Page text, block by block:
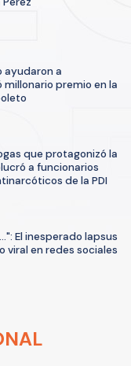
ayudaron a
premio en la
que protagonizó la
a funcionarios
de la PDI
El inesperado lapsus
viral en redes sociales